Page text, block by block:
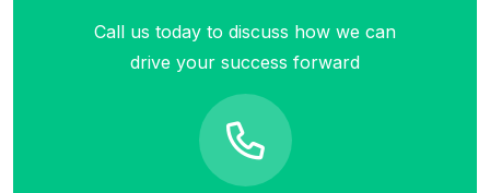
Call us today to discuss how we can
drive your success forward